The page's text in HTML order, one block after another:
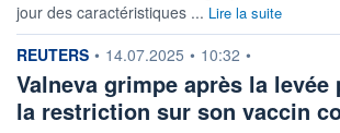
SECTEUR
Biotechnologie
INDICE DE
SBF 120
OUVERTURE
2,2400 2,2310
+ HAUT
2,2800
+ BAS
2,2130
jour des caractéristiques ... Lire la suite
information fournie par
REUTERS • 14.07.2025 • 10:32 •
Valneva grimpe après la levée
la restriction sur son vaccin